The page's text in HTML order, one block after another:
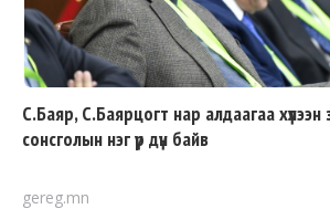
С.Баяр, С.Баярцогт нар алдаагаа
сонсголын нэг үр дүн байв
gereg.mn